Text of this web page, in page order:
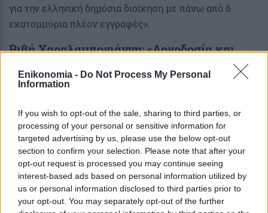
Enikonomia - Do Not Process My Personal
Information
If you wish to opt-out of the sale, sharing to third parties, or
processing of your personal or sensitive information for
targeted advertising by us, please use the below opt-out
section to confirm your selection. Please note that after your
opt-out request is processed you may continue seeing
interest-based ads based on personal information utilized by
us or personal information disclosed to third parties prior to
your opt-out. You may separately opt-out of the further
για την ελληνική δημόσια διοίκηση με πάνω από 6
εκατομμύρια πλέον εγγραφές».
Βιβή Χαραλαμπογιάννη: «Λογοδοσία και
επισήμανε πως η νέα πλατφόρμα αποτελεί μια
«τεράστια ποιοτική αλλαγή» που στηρίζεται σε χρόνια
προετοιμασίας. Χαρακτήρισε τη νέα εφαρμογή ως μια
«επανάσταση» που αλλάζει τα δεδομένα για τους
δημόσιους λειτουργούς και τους πολίτες. «Μιλάμε
πολύ για τον πολίτη και αυτό πρέπει να κάνουμε, αυτή
όμως η συζήτηση που κάνουμε σήμερα είναι μια